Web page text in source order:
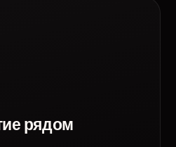
рядом